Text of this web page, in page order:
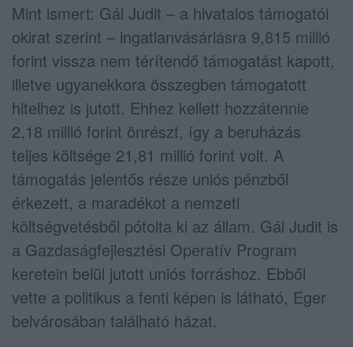
Mint ismert: Gál Judit – a hivatalos támogatói
okirat szerint – ingatlanvásárlásra 9,815 millió
forint vissza nem térítendő támogatást kapott,
illetve ugyanekkora összegben támogatott
hitelhez is jutott. Ehhez kellett hozzátennie
2,18 millió forint önrészt, így a beruházás
teljes költsége 21,81 millió forint volt. A
támogatás jelentős része uniós pénzből
érkezett, a maradékot a nemzeti
költségvetésből pótolta ki az állam. Gál Judit is
a Gazdaságfejlesztési Operatív Program
keretein belül jutott uniós forráshoz. Ebből
vette a politikus a fenti képen is látható, Eger
belvárosában található házat.